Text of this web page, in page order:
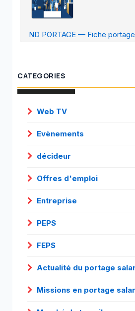
ND PORTAGE — Fiche
CATEGORIES
Web TV
Evènements
décideur
Offres d'emploi
Entreprise
PEPS
FEPS
Actualité du portage
Missions en portage